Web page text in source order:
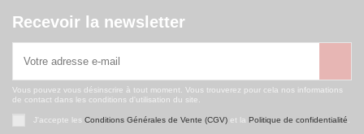
Recevoir la newsletter
Vous pouvez vous désinscrire à tout moment. Vous trouverez pour cela nos informations
de contact dans les conditions d'utilisation du site.
J'accepte les Conditions Générales de Vente (CGV)et la Politique de confidentialité